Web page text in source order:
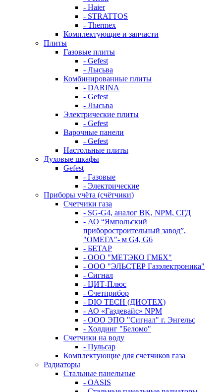
- Haier
- STRATTOS
- Thermex
Комплектующие и запчасти
Плиты
Газовые плиты
- Gefest
- Лысьва
Комбинированные плиты
- DARINA
- Gefest
- Лысьва
Электрические плиты
- Gefest
Варочные панели
- Gefest
Настольные плиты
Духовые шкафы
Gefest
- Газовые
- Электрические
Приборы учёта (счётчики)
Счетчики газа
- SG-G4, аналог BK, NPM, СГД
- АО “Ямпольский
приборостроительный завод”,
"ОМЕГА"- м G4, G6
- БЕТАР
- ООО "МЕТЭКО ГМБХ"
- ООО "ЭЛЬСТЕР Газэлектроника"
- Сигнал
- ЦИТ-Плюс
- Счетприбор
- DIO TECH (ДИОТЕХ)
- АО «Газдевайс» NPM
- ООО ЭПО "Сигнал" г. Энгельс
- Холдинг "Беломо"
Счетчики на воду
- Пульсар
Комплектующие для счетчиков газа
Радиаторы
Стальные панельные
- OASIS